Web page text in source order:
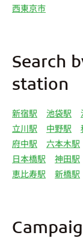
西東京市
Search
station
新宿駅 池袋駅
立川駅
中野駅
府中駅
六本木駅
日本橋駅
神田駅
恵比寿駅
新橋駅